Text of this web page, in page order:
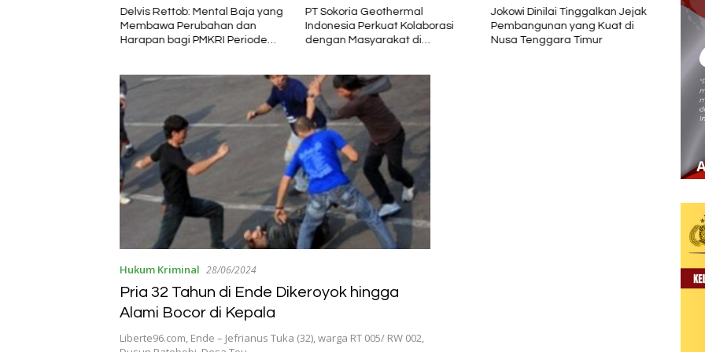
Delvis Rettob: Mental Baja yang
Membawa Perubahan dan
Harapan bagi PMKRI Periode
PT Sokoria Geothermal
Indonesia Perkuat Kolaborasi
dengan Masyarakat di
Jokowi Dinilai Tinggalkan Jejak
Pembangunan yang Kuat di
Nusa Tenggara Timur
Hukum Kriminal 28/06/2024
Pria 32 Tahun di Ende Dikeroyok hingga
Alami Bocor di Kepala
Liberte96.com, Ende – Jefrianus Tuka (32), warga RT 005/ RW 002,